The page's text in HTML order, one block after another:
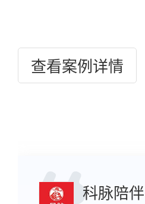
查看案例详情
查看案例详情
查看案例详情
查看案例详情
查看案例详情
科脉陪